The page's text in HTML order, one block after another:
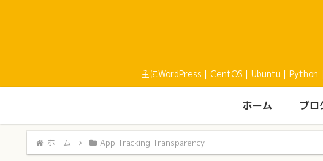
主にWordPress｜CentOS｜Ubuntu｜Python
ホーム ブロ
ホーム App Tracking Transparency